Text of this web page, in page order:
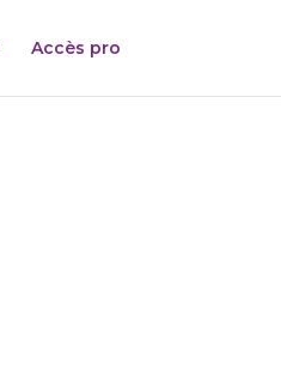
Accès pro